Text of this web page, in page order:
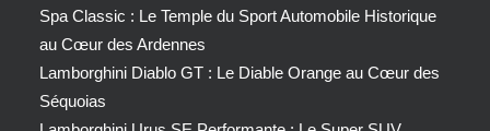
Spa Classic : Le Temple du Sport Automobile Historique
au Cœur des Ardennes
Lamborghini Diablo GT : Le Diable Orange au Cœur des
Séquoias